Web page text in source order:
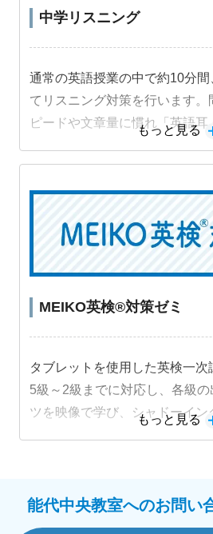
中学リスニング
通常の英語授業の中で約10分
てリスニング対策を行います。
ピードや文章量に慣れ「英語
つけます。
教材詳細を見る
もっと見る
MEIKO英検®対策ゼミ
タブレットを使用した英検一次
5級～2級までに対応し、各級
ツを映像で学び、シャドーイン
もっと見る
能代中央教室へのお問い